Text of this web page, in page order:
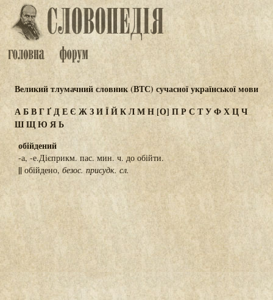
Великий тлумачний словник (ВТС) сучасної української мови
АБВГҐДЕЄ ЖЗИЇЙКЛМН[О] ПР СТУФХЦЧ
ШЩЮЯЬ
обійдений
-а, -е.Дієприкм. пас. мин. ч. до обійти.
|| обійдено, безос. присудк. сл.